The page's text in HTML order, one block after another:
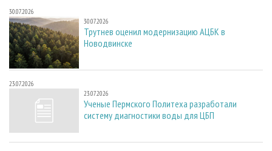
30.07.2026
30.07.2026
Трутнев оценил модернизацию АЦБК в
Новодвинске
23.07.2026
23.07.2026
Ученые Пермского Политеха разработали
систему диагностики воды для ЦБП